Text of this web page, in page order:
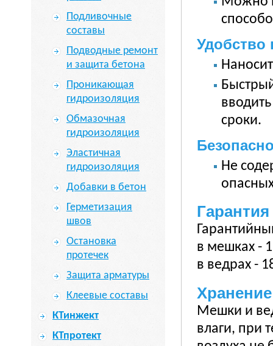
Подливочные
составы
Подводные ремонт
и защита бетона
Проникающая
гидроизоляция
Обмазочная
гидроизоляция
Эластичная
гидроизоляция
Добавки в бетон
Герметизация
швов
Остановка
протечек
Защита арматуры
Клеевые составы
КТинжект
КТпротект
Удобство
сроки.
Не
в мешках -
в ведрах -
Хранение
Мешки и
влаги, при